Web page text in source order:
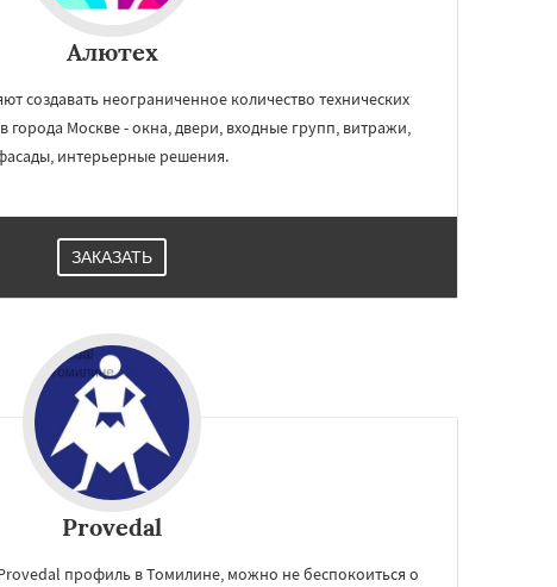
Алютех
создавать неограниченное количество технических
города Москве - окна, двери, входные групп, витражи,
интерьерные решения.
ЗАКАЗАТЬ
Provedal
профиль в Томилине, можно не беспокоиться о